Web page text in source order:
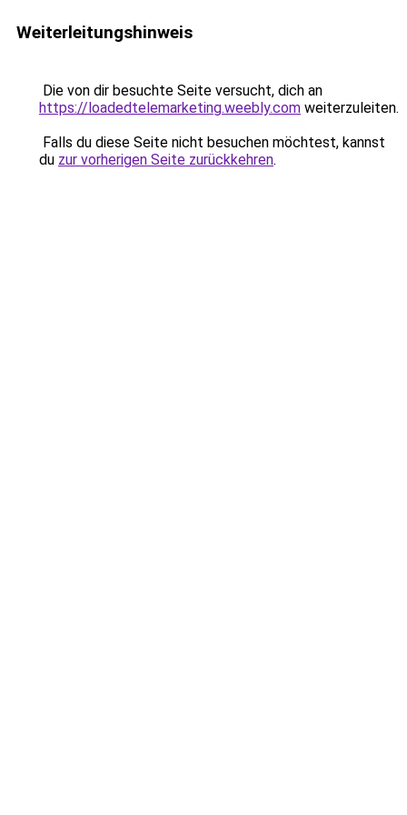
Weiterleitungshinweis
Die von dir besuchte Seite versucht, dich an
https://loadedtelemarketing.weebly.com weiterzuleiten.
Falls du diese Seite nicht besuchen möchtest, kannst
du zur vorherigen Seite zurückkehren.